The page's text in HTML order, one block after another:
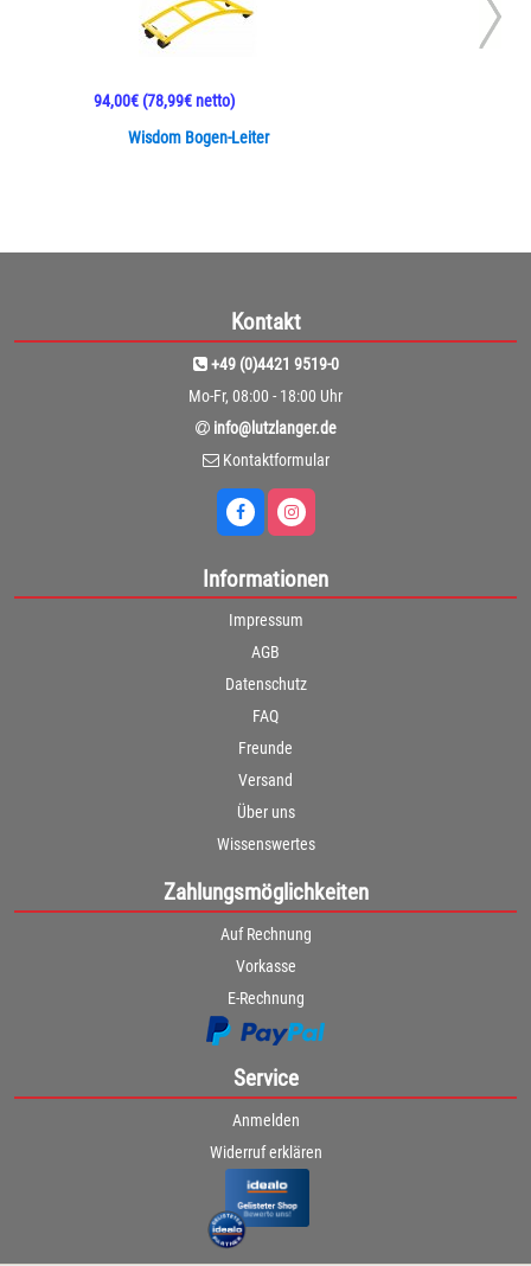
Wisdom Bogen-Leiter
94,00€(78,99€ netto)
Kontakt
+49 (0)4421 9519-0
Mo-Fr, 08:00 - 18:00 Uhr
info@lutzlanger.de
Kontaktformular
Informationen
Impressum
AGB
Datenschutz
FAQ
Freunde
Versand
Über uns
Wissenswertes
Zahlungsmöglichkeiten
Auf Rechnung
Vorkasse
E-Rechnung
Service
Anmelden
Widerruf erklären